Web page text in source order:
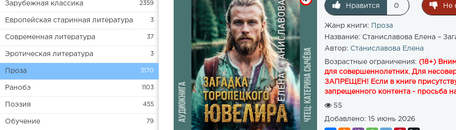
Зарубежная классика 2359
Европейская старинная литература 3
Современная литература 37
Эротическая литература 3
Проза 3170
Ранобэ 1103
Поэзия 455
Обучение 79
Нравится 0 Не
Жанр книги:
Проза
Название: Станиславова Елена –
Автор: Станиславова Елена
Возрастные ограничения: (18+)
для совершеннолетних. Для
ЗАПРЕЩЕН! Если в книге
запрещенного контента - просьба
55
Добавлено: 15 июнь 2026